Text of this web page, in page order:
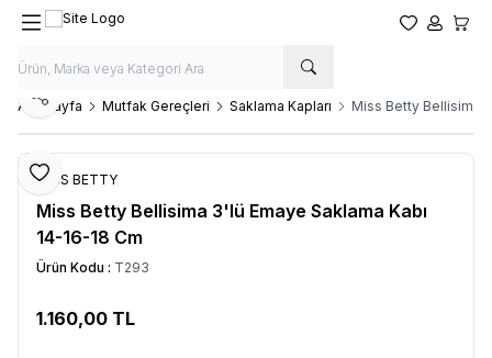
Favorilerim
Hesabım
Ana Sayfa Mutfak Gereçleri Saklama Kapları Miss Betty Bellisima
Favoriye Ekle
Paylaş
MİSS BETTY
Miss Betty Bellisima 3'lü Emaye Saklama Kabı
14-16-18 Cm
Ürün Kodu : T293
1.160,00 TL